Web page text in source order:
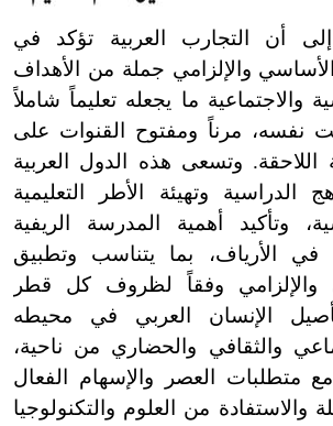
أن التجارب العربية تؤكد في
الأساسي والإلزامي جملة من الأهداف
والاجتماعية ما يجعله تعليماً شاملاً
نفسه، مرناً ومفتوح القنوات على
اللاحقة. وتسعى هذه الدول العربية
الدراسية وتهيئة الأطر التعليمية
وتأكيد أهمية المدرسة الريفية
في الأرياف، بما يتناسب وتطبيق
والإلزامي وفقاً لظروف كل قطر
الإنسان العربي في محيطه
والثقافي والحضاري من ناحية،
متطلبات العصر والإسهام الفعال
والاستفادة من العلوم والتكنولوجيا